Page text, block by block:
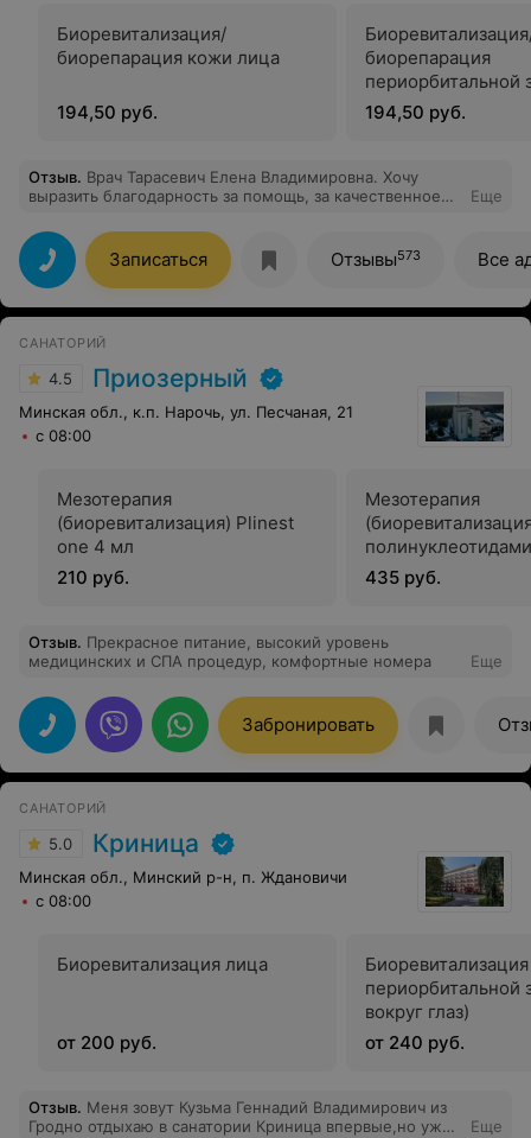
Биоревитализация/
биорепарация кожи лица
194,50 руб.
биорепарация
периорбитальной
194,50 руб.
Отзыв. Врач Тарасевич Елена Владимировна. Хочу
выразить благодарность за помощь, за качественное
своём деле. Желаю Вам всех благ и только
благодарных пациентов!
Еще
Записаться Отзывы573 Все
САНАТОРИЙ
4.5 Приозерный
Минская обл., к.п. Нарочь, ул. Песчаная, 21
с 08:00
Мезотерапия
(биоревитализация) Plinest
one 4 мл
210 руб.
Мезотерапия
435 руб.
Отзыв. Прекрасное питание, высокий уровень
медицинских и СПА процедур, комфортные номера
Еще
Забронировать
САНАТОРИЙ
5.0 Криница
Минская обл., Минский р-н, п. Ждановичи
с 08:00
Биоревитализация лица
от 200 руб.
Биоревитализация
периорбитальной
вокруг глаз)
от 240 руб.
Отзыв. Меня зовут Кузьма Геннадий Владимирович из
Гродно отдыхаю в санатории Криница впервые,но уже
Еще